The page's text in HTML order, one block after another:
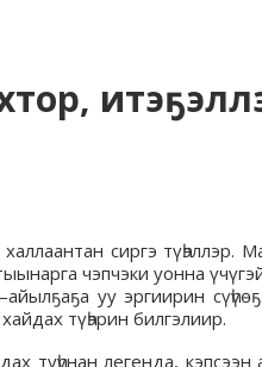
сиргэ түһэллэр.
чэпчэки уонна
уу эргиирин
түһэрин билгэлиир.
туһунан легенда, кэпсээн